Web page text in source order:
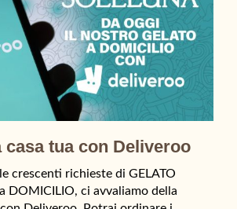
casa tua con Deliveroo
crescenti richieste di GELATO
DOMICILIO, ci avvaliamo della